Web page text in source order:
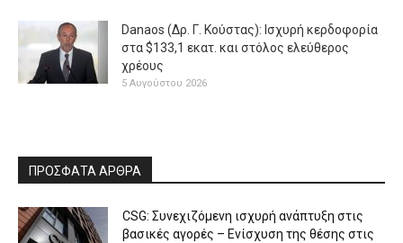
Danaos (Δρ. Γ. Κούστας): Ισχυρή κερδοφορία
στα $133,1 εκατ. και στόλος ελεύθερος
χρέους
5 Αυγούστου 2026
ΠΡΟΣΦΑΤΑ ΑΡΘΡΑ
CSG: Συνεχιζόμενη ισχυρή ανάπτυξη στις
βασικές αγορές – Ενίσχυση της θέσης στις